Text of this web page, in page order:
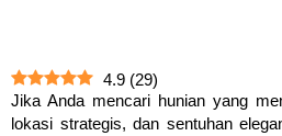
4.9 (29)
Jika Anda mencari hunian yang
lokasi strategis, dan sentuhan